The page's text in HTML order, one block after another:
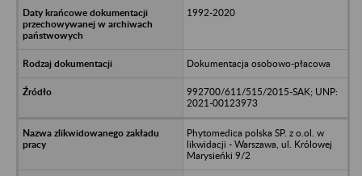
1992-2020
Dokumentacja osobowo-płacowa
992700/611/515/2015-SAK; UNP:
2021-00123973
Phytomedica polska SP. z o.ol. w
likwidacji - Warszawa, ul. Królowej
Marysieńki 9/2